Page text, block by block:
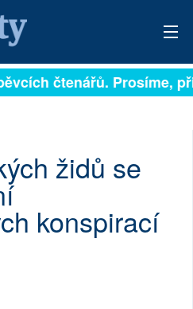
čtenářů. Prosíme,
židů se
konspirací